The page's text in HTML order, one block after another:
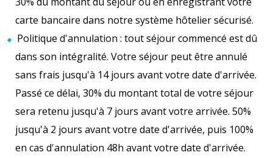
carte bancaire dans notre système hôtelier sécurisé.
Politique d'annulation : tout séjour commencé est dû
dans son intégralité. Votre séjour peut être annulé
sans frais jusqu'à 14 jours avant votre date d'arrivée.
Passé ce délai, 30% du montant total de votre séjour
sera retenu jusqu'à 7 jours avant votre arrivée. 50%
jusqu'à 2 jours avant votre date d'arrivée, puis 100%
en cas d'annulation 48h avant votre date d'arrivée.